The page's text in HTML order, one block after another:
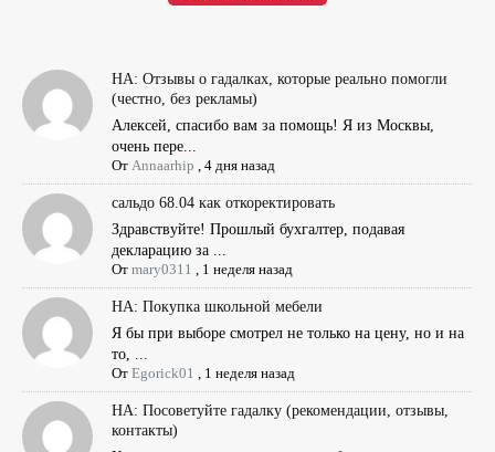
НА: Отзывы о гадалках, которые реально помогли
(честно, без рекламы)
Алексей, спасибо вам за помощь! Я из Москвы,
очень пере...
От Annaarhip ,4 дня назад
сальдо 68.04 как откоректировать
Здравствуйте! Прошлый бухгалтер, подавая
декларацию за ...
Отmary0311 1 неделя назад
НА: Покупка школьной мебели
Я бы при выборе смотрел не только на цену, но и на
то, ...
ОтEgorick01 1 неделя назад
НА: Посоветуйте гадалку (рекомендации, отзывы,
контакты)